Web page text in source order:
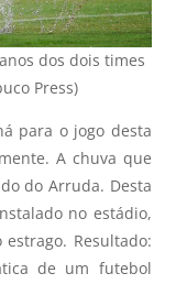
dos dois times
Press)
para o jogo desta
A chuva que
do Arruda. Desta
no estádio,
Resultado:
de um futebol